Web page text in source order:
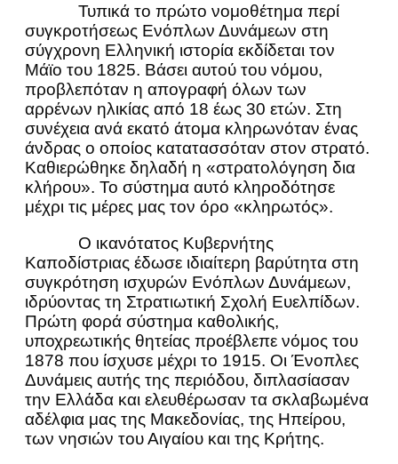
Τυπικά το πρώτο νομοθέτημα περί
συγκροτήσεως Ενόπλων Δυνάμεων στη
σύγχρονη Ελληνική ιστορία εκδίδεται τον
Μάϊο του 1825. Βάσει αυτού του νόμου,
προβλεπόταν η απογραφή όλων των
αρρένων ηλικίας από 18 έως 30 ετών. Στη
συνέχεια ανά εκατό άτομα κληρωνόταν ένας
άνδρας ο οποίος κατατασσόταν στον στρατό.
Καθιερώθηκε δηλαδή η «στρατολόγηση δια
κλήρου». Το σύστημα αυτό κληροδότησε
μέχρι τις μέρες μας τον όρο «κληρωτός».
Ο ικανότατος Κυβερνήτης
Καποδίστριας έδωσε ιδιαίτερη βαρύτητα στη
συγκρότηση ισχυρών Ενόπλων Δυνάμεων,
ιδρύοντας τη Στρατιωτική Σχολή Ευελπίδων.
Πρώτη φορά σύστημα καθολικής,
υποχρεωτικής θητείας προέβλεπε νόμος του
1878 που ίσχυσε μέχρι το 1915. Οι Ένοπλες
Δυνάμεις αυτής της περιόδου, διπλασίασαν
την Ελλάδα και ελευθέρωσαν τα σκλαβωμένα
αδέλφια μας της Μακεδονίας, της Ηπείρου,
των νησιών του Αιγαίου και της Κρήτης.